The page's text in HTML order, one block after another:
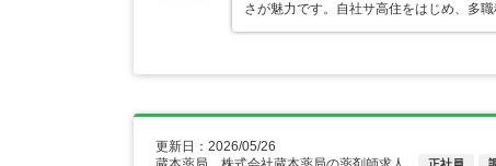
さが魅力です。自社サ高住をはじめ、多
更新日：2026/05/26